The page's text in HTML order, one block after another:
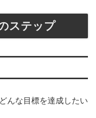
ステップ
んな目標を達成したい